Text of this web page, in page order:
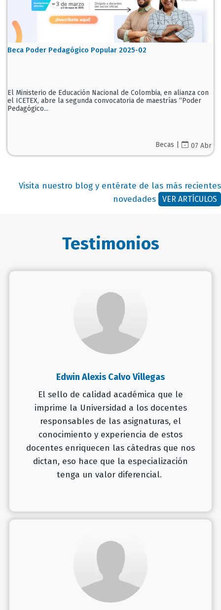
Beca Poder Pedagógico Popular 2025-02
El Ministerio de Educación Nacional de Colombia, en alianza con
el ICETEX, abre la segunda convocatoria de maestrías “Poder
Pedagógico...
Becas | 07 Abr
Visita nuestro blog y entérate de las más recientes
novedades
VER ARTÍCULOS
Testimonios
Edwin Alexis Calvo Villegas
El sello de calidad académica que le
imprime la Universidad a los docentes
responsables de las asignaturas, el
conocimiento y experiencia de estos
docentes enriquecen las cátedras que nos
dictan, eso hace que la especialización
tenga un valor diferencial.